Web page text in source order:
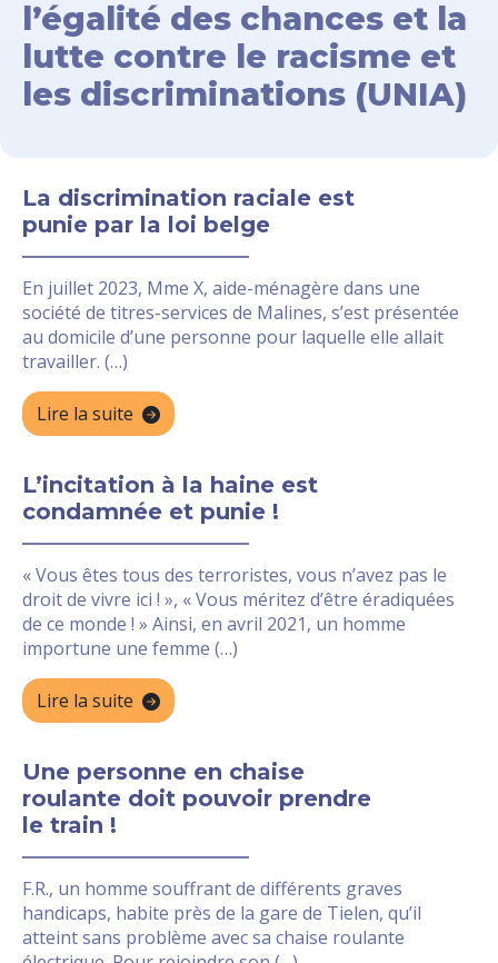
l’égalité des chances et la
lutte contre le racisme et
les discriminations (UNIA)
La discrimination raciale est
punie par la loi belge
En juillet 2023, Mme X, aide-ménagère dans une
société de titres-services de Malines, s’est présentée
au domicile d’une personne pour laquelle elle allait
travailler. (…)
Lire la suite
L’incitation à la haine est
condamnée et punie !
« Vous êtes tous des terroristes, vous n’avez pas le
droit de vivre ici ! », « Vous méritez d’être éradiquées
de ce monde ! » Ainsi, en avril 2021, un homme
importune une femme (…)
Lire la suite
Une personne en chaise
roulante doit pouvoir prendre
le train !
F.R., un homme souffrant de différents graves
handicaps, habite près de la gare de Tielen, qu’il
atteint sans problème avec sa chaise roulante